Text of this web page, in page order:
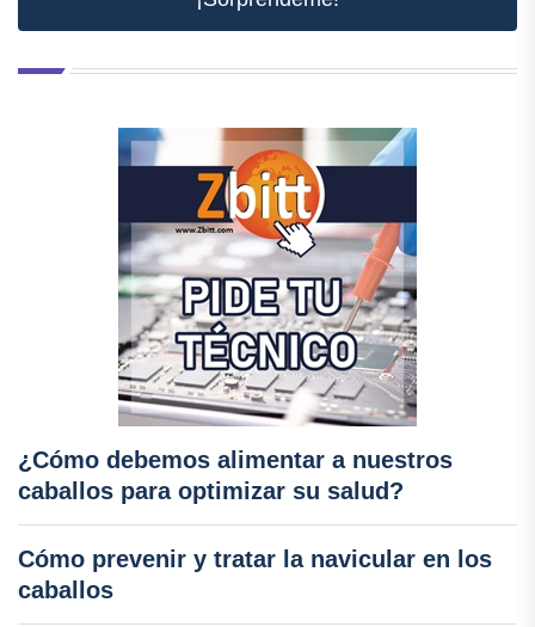
¿Cómo debemos alimentar a nuestros
caballos para optimizar su salud?
Cómo prevenir y tratar la navicular en los
caballos